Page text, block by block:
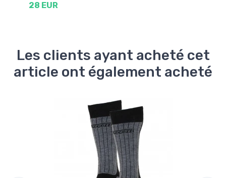
28 EUR
Les clients ayant acheté cet
article ont également acheté